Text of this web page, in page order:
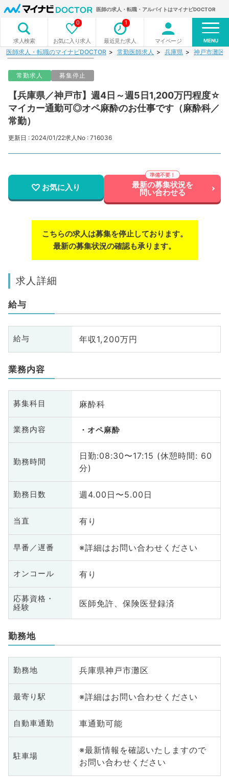
医師の求人・転職・アルバイトはマイナビDOCTOR
求人検索 お気に入り求人
0
最近見た求人
1
マイページ MENU
医師求人・転職のマイナビDOCTOR 常勤医師求人 兵庫県 神戸市灘区
常勤求人 募集停止
【兵庫県／神戸市】週4日～週5日1,200万円程度☆
マイカー通勤可◎オペ麻酔のお仕事です（麻酔科／
常勤）
更新日 : 2024/01/22求人No : 716036
お気に入り 最新の募集状況を
問い合わせる
こちらの求人は募集を停止しております。
最新の募集状況の確認も承ります。
求人詳細
給与
給与 年収1,200万円
業務内容
募集科目 麻酔科
業務内容 オペ麻酔
勤務時間
日勤:08:30〜17:15 (休憩時間: 60
分)
勤務日数 週4.00日〜5.00日
当直 有り
早番／遅番 ※詳細はお問い合わせください
オンコール 有り
応募資格・
経験
医師免許、保険医登録済
勤務地
勤務地 兵庫県神戸市灘区
最寄り駅 ※詳細はお問い合わせください
自動車通勤 車通勤可能
駐車場
※最新情報を確認いたしますので
お問い合わせください